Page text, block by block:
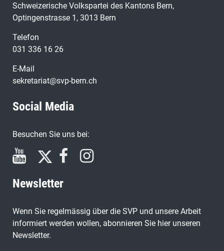
Schweizerische Volkspartei des Kantons Bern,
Optingenstrasse 1, 3013 Bern
Telefon
031 336 16 26
E-Mail
sekretariat@svp-bern.ch
Social Media
Besuchen Sie uns bei:
Newsletter
Wenn Sie regelmässig über die SVP und unsere Arbeit
informiert werden wollen, abonnieren Sie hier unseren
Newsletter.